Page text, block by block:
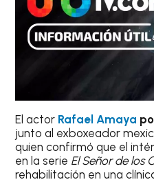
El actor Rafael Amaya
junto al exboxeador
quien confirmó que el
en la serie El Señor de los
rehabilitación en una